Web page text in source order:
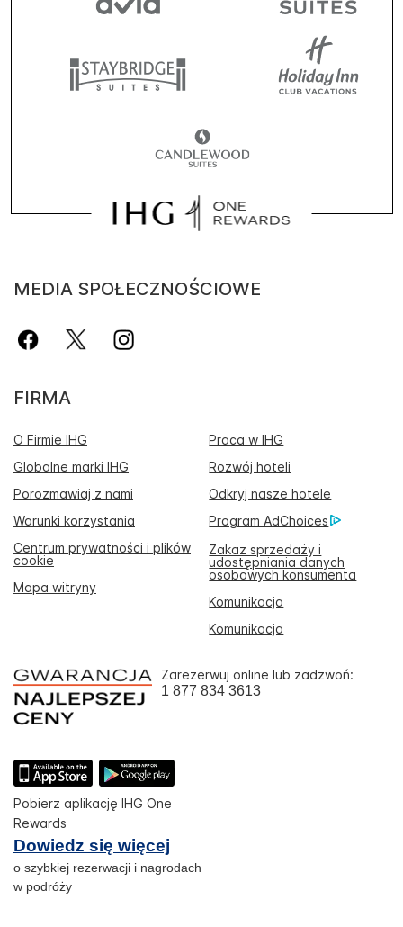
MEDIA SPOŁECZNOŚCIOWE
FIRMA
O Firmie IHG
Praca w IHG
Globalne marki IHG
Rozwój hoteli
Porozmawiaj z nami
Odkryj nasze hotele
Warunki korzystania
Program AdChoices
Centrum prywatności i plików
cookie
Zakaz sprzedaży i
udostępniania danych
osobowych konsumenta
Mapa witryny
Komunikacja
Komunikacja
Zarezerwuj online lub zadzwoń:
1 877 834 3613
Pobierz aplikację IHG One
Rewards
Dowiedz się więcej
o szybkiej rezerwacji i nagrodach
w podróży